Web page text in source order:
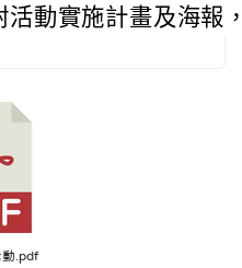
活動實施計畫及海報
動.pdf